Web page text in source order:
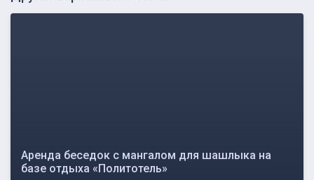
Аренда беседок с мангалом для шашлыка на
базе отдыха «Политотель»